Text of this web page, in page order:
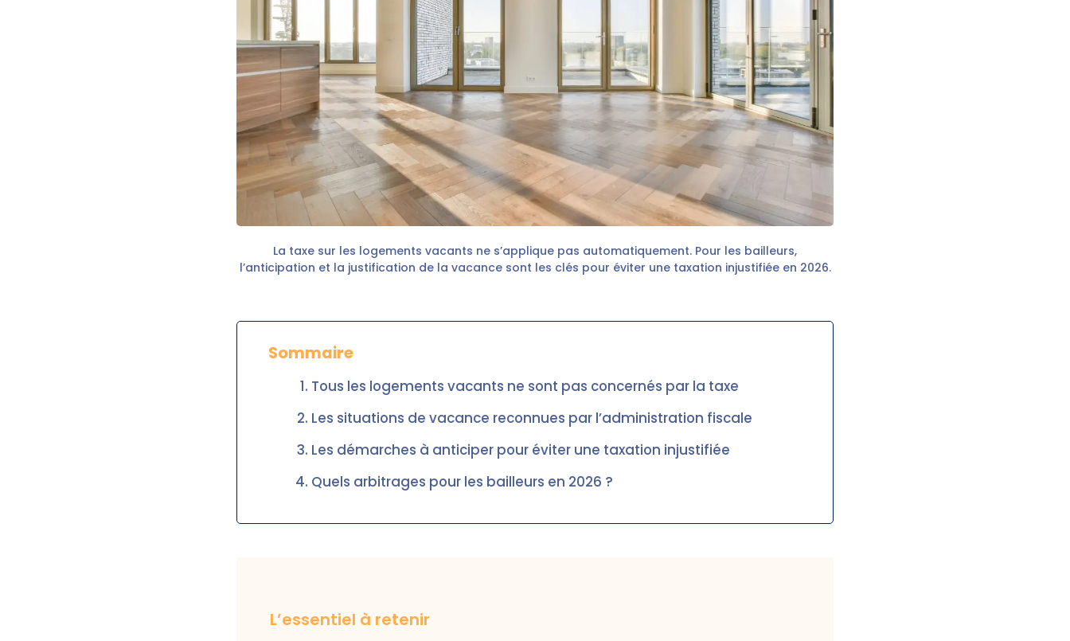
La taxe sur les logements vacants ne s’applique pas automatiquement. Pour les bailleurs,
l’anticipation et la justification de la vacance sont les clés pour éviter une taxation injustifiée en 2026.
Sommaire
Tous les logements vacants ne sont pas concernés par la taxe
Les situations de vacance reconnues par l’administration fiscale
Les démarches à anticiper pour éviter une taxation injustifiée
Quels arbitrages pour les bailleurs en 2026 ?
L’essentiel à retenir